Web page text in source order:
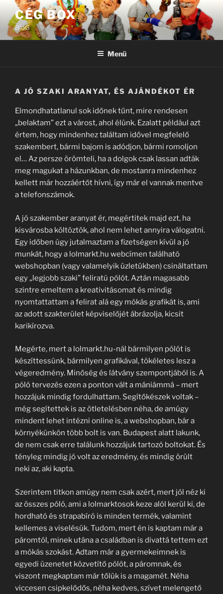
Tartalomhoz
CÉG BOX
BloG
Menü
A JÓ SZAKI ARANYAT, ÉS AJÁNDÉKOT ÉR
Elmondhatatlanul sok időnek tűnt, mire rendesen
„belaktam” ezt a várost, ahol élünk. Ezalatt például azt
értem, hogy mindenhez találtam idővel megfelelő
szakembert, bármi bajom is adódjon, bármi romoljon
el… Az persze örömteli, ha a dolgok csak lassan adták
meg magukat a házunkban, de mostanra mindenhez
kellett már hozzáértőt hívni, így már el vannak mentve
a telefonszámok.
A jó szakember aranyat ér, megértitek majd ezt, ha
kisvárosba költöztök, ahol nem lehet annyira válogatni.
Egy időben úgy jutalmaztam a fizetségen kívül a jó
munkát, hogy a lolmarkt.hu webcímen található
webshopban (vagy valamelyik üzletükben) csináltattam
egy „legjobb szaki” feliratú pólót. Aztán magasabb
szintre emeltem a kreativitásomat és mindig
nyomtattattam a felirat alá egy mókás grafikát is, ami
az adott szakterület képviselőjét ábrázolja, kicsit
karikírozva.
Megérte, mert a lolmarkt.hu-nál bármilyen pólót is
készíttessünk, bármilyen grafikával, tökéletes lesz a
végeredmény. Minőség és látvány szempontjából is. A
póló tervezés ezen a ponton vált a mániámmá – mert
hozzájuk mindig fordulhattam. Segítőkészek voltak –
még segítettek is az ötletelésben néha, de amúgy
mindent lehet intézni online is, a webshopban, bár a
környékünkön több bolt is van. Budapest alatt lakunk,
de nem csak erre találunk hozzájuk tartozó boltokat. És
tényleg mindig jó volt az eredmény, és mindig örült
neki az, aki kapta.
Szerintem titkon amúgy nem csak azért, mert jól néz ki
az összes póló, ami a lolmarktosok keze alól kerül ki, de
hordható és strapabíró is minden termék, valamint
kellemes a viselésük. Tudom, mert én is kaptam már a
páromtól, minek utána a családban is divattá tettem ezt
a mókás szokást. Adtam már a gyermekeimnek is
egyedi üzenetet közvetítő pólót, a páromnak, és
viszont megkaptam már tőlük is a magamét. Néha
viccesen csipkelődős, néha kedves, szívet melengető